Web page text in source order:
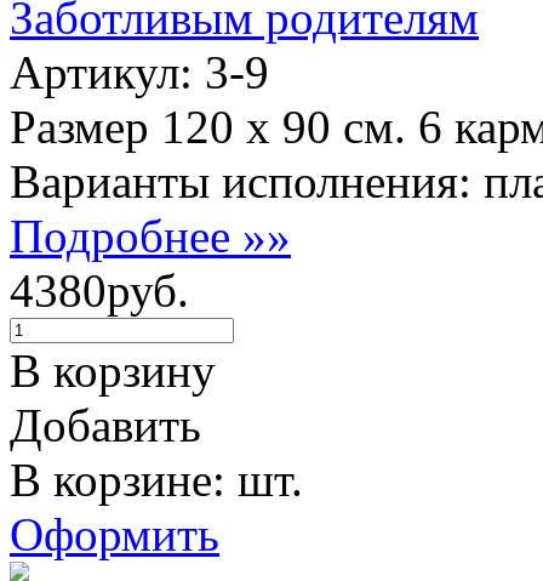
Заботливым родителям
Артикул: 3-9
Размер 120 х 90 см. 6
Варианты исполнения:
Подробнее »»
4380руб.
В корзину
Добавить
В корзине: шт.
Оформить